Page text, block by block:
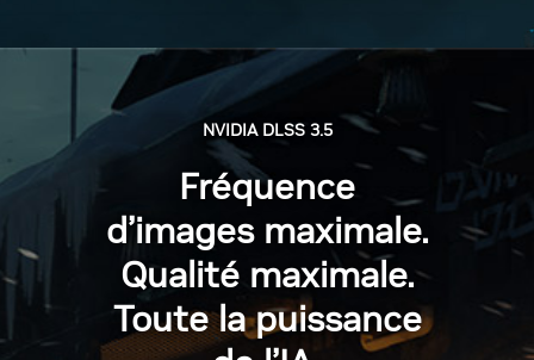
NVIDIA DLSS 3.5
Fréquence
d’images maximale.
Qualité maximale.
Toute la puissance